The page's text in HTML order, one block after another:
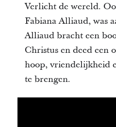
Verlicht de wereld.
Fabiana Alliaud, was
Alliaud bracht een
Christus en deed een
hoop, vriendelijkheid
te brengen.